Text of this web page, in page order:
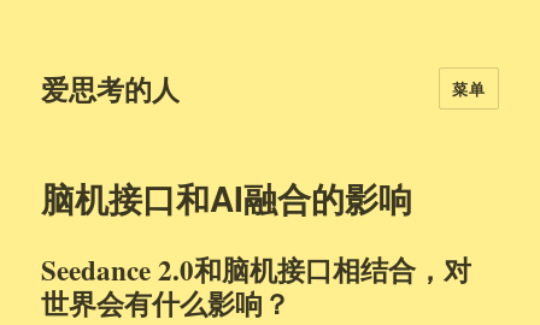
爱思考的人 菜单
脑机接口和AI融合的影响
Seedance 2.0和脑机接口相结合，对
世界会有什么影响？